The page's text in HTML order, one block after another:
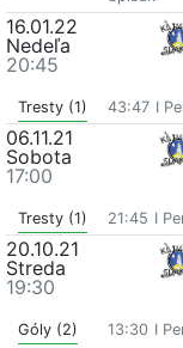
16.01.22
Nedeľa
20:45
Tresty (1) 43:47 I
06.11.21
Sobota
17:00
Tresty (1) 21:45 I
20.10.21
Streda
19:30
Góly (2) 13:30 I